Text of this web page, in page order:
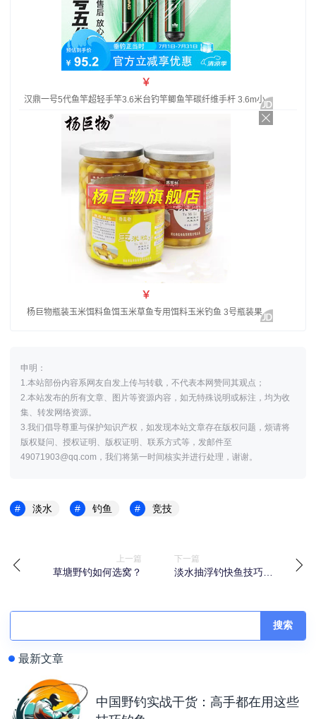
申明：
1.本站部份内容系网友自发上传与转载，不代表本网赞同其观点；
2.本站发布的所有文章、图片等资源内容，如无特殊说明或标注，均为收
集、转发网络资源。
3.我们倡导尊重与保护知识产权，如发现本站文章存在版权问题，烦请将
版权疑问、授权证明、版权证明、联系方式等，发邮件至
49071903@qq.com，我们将第一时间核实并进行处理，谢谢。
淡水 钓鱼 竞技
上一篇
草塘野钓如何选窝？
下一篇
淡水抽浮钓快鱼技巧专
搜索
最新文章
中国野钓实战干货：高手都在用这些